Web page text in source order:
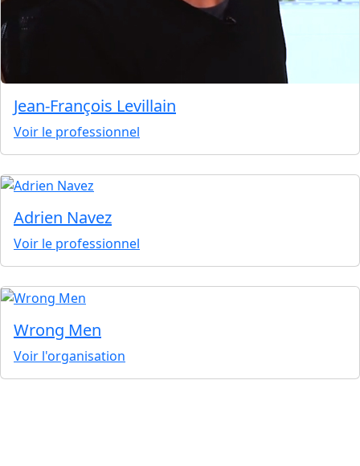
Jean-François Levillain
Voir le professionnel
Adrien Navez
Voir le professionnel
Wrong Men
Voir l'organisation